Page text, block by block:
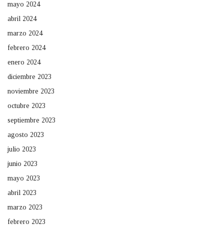
mayo 2024
abril 2024
marzo 2024
febrero 2024
enero 2024
diciembre 2023
noviembre 2023
octubre 2023
septiembre 2023
agosto 2023
julio 2023
junio 2023
mayo 2023
abril 2023
marzo 2023
febrero 2023